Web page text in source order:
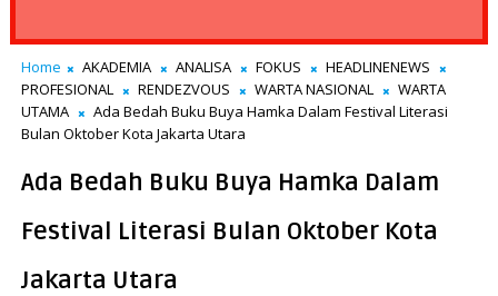
Home AKADEMIA ANALISA FOKUS
HEADLINENEWS
PROFESIONAL
RENDEZVOUS WARTA NASIONAL
WARTA
UTAMA
Ada Bedah Buku Buya Hamka Dalam Festival Literasi
Bulan Oktober Kota Jakarta Utara
Ada Bedah Buku Buya Hamka Dalam
Festival Literasi Bulan Oktober Kota
Jakarta Utara